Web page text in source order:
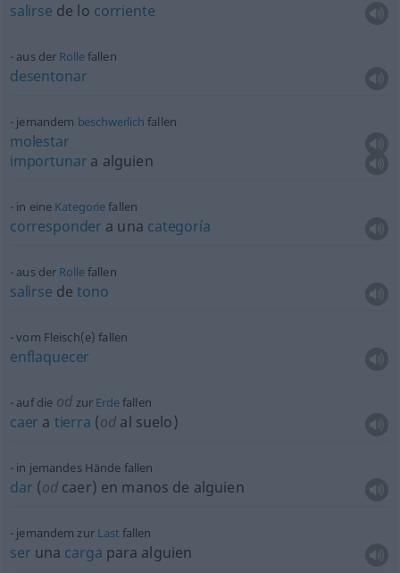
salirse de lo corriente
aus der Rollefallen
desentonar
jemandem beschwerlich fallen
molestar
importunar a alguien
in eine Kategoriefallen
corresponder a una categoría
aus der Rollefallen
salirse detono
vom Fleisch(e) fallen
enflaquecer
auf die od zur Erdefallen
caer a tierra (od al suelo)
in jemandes Hände fallen
dar (od caer) en manos de alguien
jemandem zur Last fallen
ser una carga para alguien